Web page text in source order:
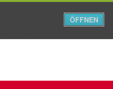
Menü
ÖFFNEN